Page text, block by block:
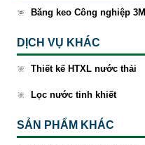
Băng keo Công nghiệp 3M
DỊCH VỤ KHÁC
Thiết kế HTXL nước thải
Lọc nước tinh khiết
SẢN PHẨM KHÁC